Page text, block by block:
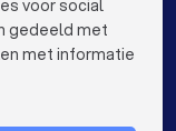
keyboard_arrow_down
voor social
gedeeld met
met informatie